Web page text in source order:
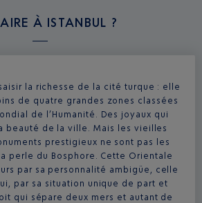
À ISTANBUL ?
la richesse de la cité turque : elle
de quatre grandes zones classées
de l’Humanité. Des joyaux qui
beauté de la ville. Mais les vieilles
prestigieux ne sont pas les
perle du Bosphore. Cette Orientale
par sa personnalité ambigüe, celle
par sa situation unique de part et
qui sépare deux mers et autant de